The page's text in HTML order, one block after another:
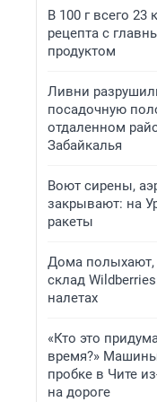
В 100 г всего 23
рецепта с
продуктом
Ливни
посадочную
отдаленном
Забайкалья
Воют сирены,
закрывают: на
ракеты
Дома полыхают,
склад
налетах
«Кто это
время?»
пробке в Чите
на дороге